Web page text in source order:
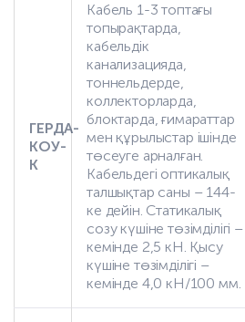
ГЕРДА-
КОУ-
К
Кабель 1-3 топтағы
топырақтарда,
кабельдік
канализацияда,
тоннельдерде,
коллекторларда,
блоктарда, ғимараттар
мен құрылыстар ішінде
төсеуге арналған.
Кабельдегі оптикалық
талшықтар саны – 144-
ке дейін. Статикалық
созу күшіне төзімділігі –
кемінде 2,5 кН. Қысу
күшіне төзімділігі –
кемінде 4,0 кН/100 мм.